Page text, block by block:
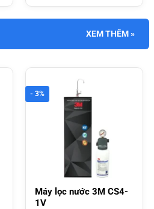
XEM THÊM »
- 3%
Máy lọc nước 3M CS4-
1V